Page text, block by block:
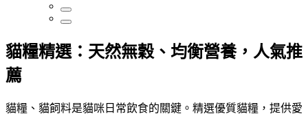
貓糧精選：天然無穀、均衡營養，人氣推
薦
貓糧、貓飼料是貓咪日常飲食的關鍵。精選優質貓糧，提供愛